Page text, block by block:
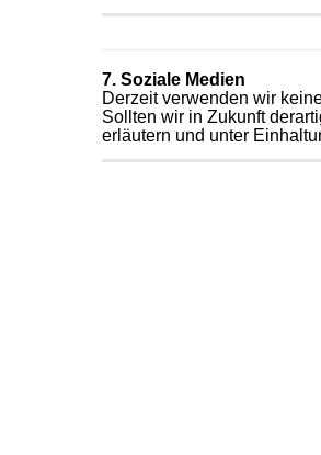
7. Soziale Medien
Derzeit verwenden wir
Sollten wir in Zukunft
erläutern und unter